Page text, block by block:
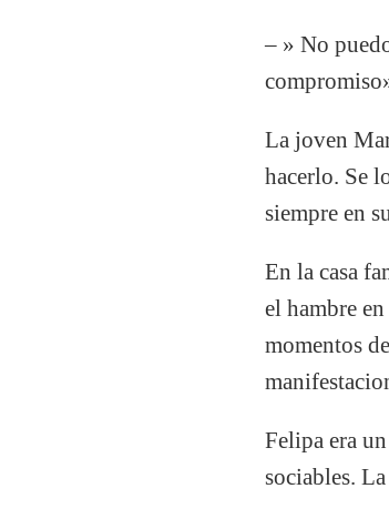
– » No
La joven
hacerlo. Se
siempre en
En la casa
el hambre
momentos
Felipa era
sociables.